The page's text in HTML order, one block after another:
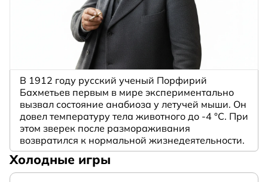
В 1912 году русский ученый Порфирий
Бахметьев первым в мире экспериментально
вызвал состояние анабиоза у летучей мыши. Он
довел температуру тела животного до -4 °C. При
этом зверек после размораживания
возвратился к нормальной жизнедеятельности.
Холодные игры